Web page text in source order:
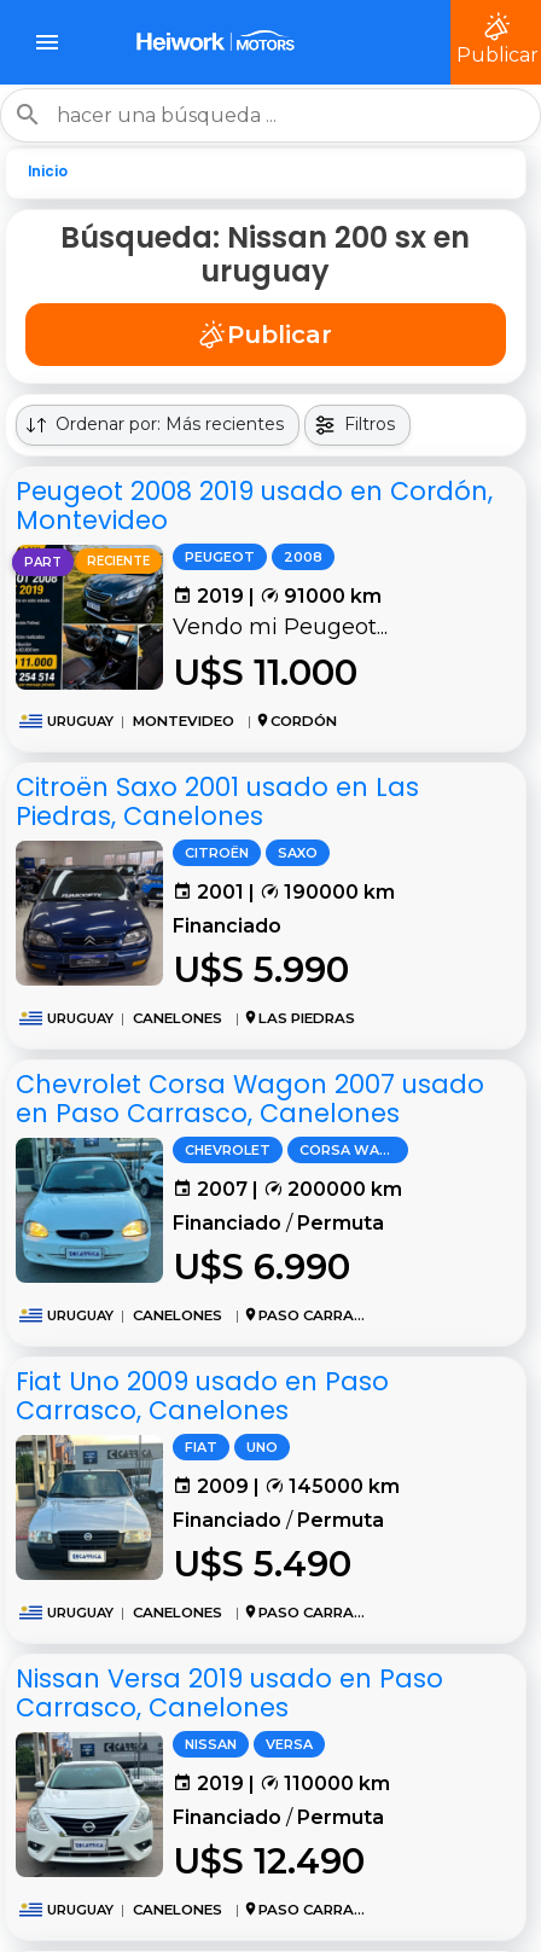
Publicar
Inicio
Búsqueda: Nissan 200 sx en
uruguay
Publicar
Ordenar por: Más recientes Filtros
Peugeot 2008 2019 usado en Cordón,
Montevideo
PART RECIENTE PEUGEOT 2008
2019 | 91000 km
Vendo mi Peugeot...
U$S 11.000
URUGUAY | MONTEVIDEO | CORDÓN
Citroën Saxo 2001 usado en Las
Piedras, Canelones
CITROËN SAXO
2001 |
190000 km
Financiado
U$S 5.990
URUGUAY | CANELONES | LAS PIEDRAS
Chevrolet Corsa Wagon 2007 usado
en Paso Carrasco, Canelones
CHEVROLET CORSA WAGON
2007 |
200000 km
Financiado / Permuta
U$S 6.990
URUGUAY | CANELONES | PASO CARRASCO
Fiat Uno 2009 usado en Paso
Carrasco, Canelones
FIAT UNO
2009 |
145000 km
Financiado / Permuta
U$S 5.490
URUGUAY | CANELONES | PASO CARRASCO
Nissan Versa 2019 usado en Paso
Carrasco, Canelones
NISSAN VERSA
2019 |
110000 km
Financiado / Permuta
U$S 12.490
URUGUAY | CANELONES | PASO CARRASCO